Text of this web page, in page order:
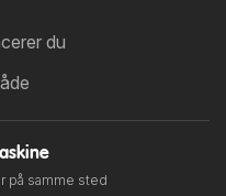
du
på samme sted